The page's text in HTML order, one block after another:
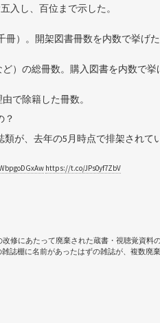
入し、百位まで示した。
）。開架図書冊数を内数で挙げた
）の総冊数。購入図書を内数で挙
で除籍した冊数。
？
が、去年の5月時点で排架されて
https://t.co/JPs0yf7ZbV
修にあたって廃棄された蔵書・視聴覚資料の
誌棚に名前があったはずの雑誌が、複数廃